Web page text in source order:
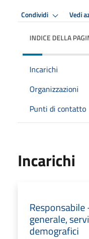
Condividi Vedi
INDICE DELLA
Incarichi
Organizzazioni
Punti di contatto
Incarichi
generale,
demografici